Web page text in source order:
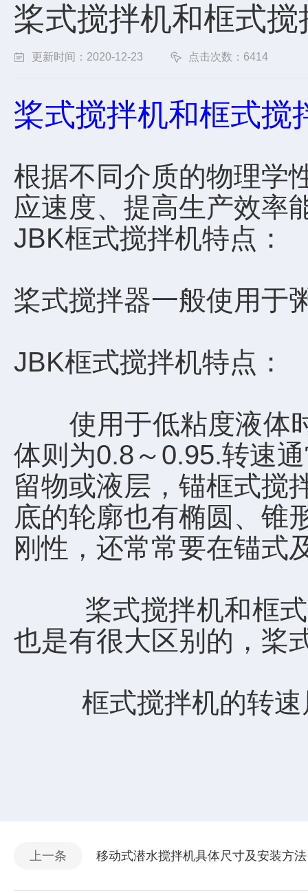
桨式搅拌机和框式
更新时间：2020-12-23 点击次数：6414
桨式搅拌机和框式搅
根据不同介质的物理学
应速度、提高生产效率
JBK框式搅拌机特点：
桨式搅拌器一般使用于
JBK框式搅拌机特点：
使用于低粘度液体时
体则为0.8～0.95.转速
留物或液层，锚框式搅
底的轮廓也有椭圆、锥
刚性，还常常要在锚式
桨式搅拌机和框式搅
也是有很大区别的，桨
框式搅拌机的转速
上一条 移动式潜水搅拌机具体尺寸及安装方法